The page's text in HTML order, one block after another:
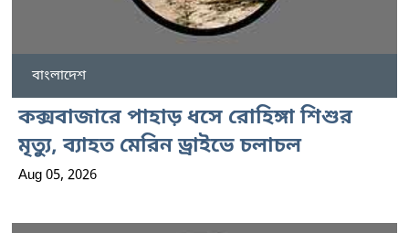
বাংলাদেশ
কক্সবাজারে পাহাড় ধসে রোহিঙ্গা শিশুর
মৃত্যু, ব্যাহত মেরিন ড্রাইভে চলাচল
Aug 05, 2026